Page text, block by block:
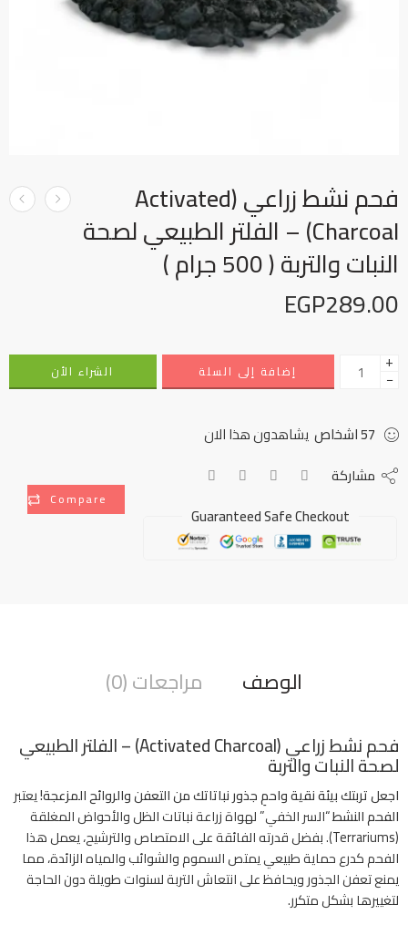
فحم نشط زراعي (Activated
Charcoal) – الفلتر الطبيعي لصحة
النبات والتربة ( 500 جرام )
EGP289.00
+
− إضافة إلى السلة الشراء الأن
57اشخاص يشاهدون هذا الان
Compare
مشاركة
Guaranteed Safe Checkout
الوصف مراجعات (0)
فحم نشط زراعي (Activated Charcoal) – الفلتر الطبيعي
لصحة النبات والتربة
اجعل تربتك بيئة نقية واحمِ جذور نباتاتك من التعفن والروائح المزعجة!يعتبر
الفحم النشط“السر الخفي” لهواة زراعة نباتات الظل والأحواض المغلقة
(Terrariums). بفضل قدرته الفائقة على الامتصاص والترشيح، يعمل هذا
الفحم كدرع حماية طبيعي يمتص السموم والشوائب والمياه الزائدة، مما
يمنع تعفن الجذور ويحافظ على انتعاش التربة لسنوات طويلة دون الحاجة
لتغييرها بشكل متكرر.